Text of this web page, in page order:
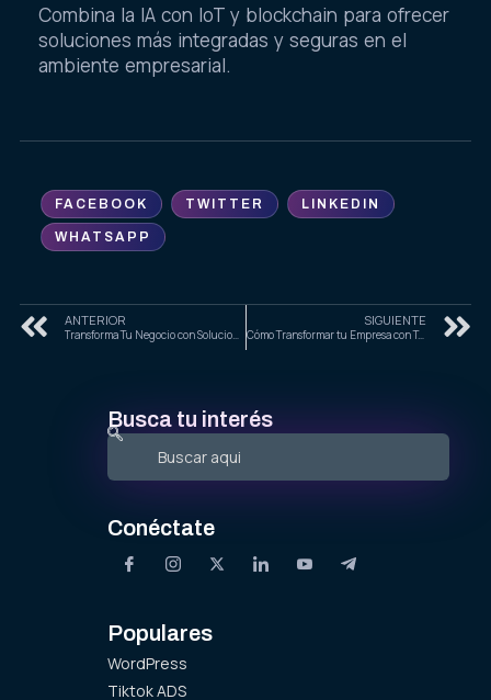
Combina la IA con IoT y blockchain para ofrecer
soluciones más integradas y seguras en el
ambiente empresarial.
FACEBOOK TWITTER LINKEDIN
WHATSAPP
ANTERIOR
Transforma Tu Negocio con Soluciones Empresariales Inteligentes
SIGUIENTE
Cómo Transformar tu Empresa con Tecnologías Cloud e IA
Busca tu interés
Conéctate
Populares
WordPress
Tiktok ADS